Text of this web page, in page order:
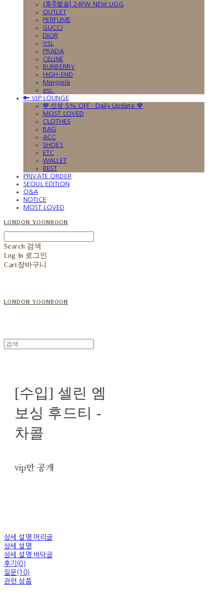
[호주발송] 24FW NEW UGG
OUTLET
PERFUME
GUCCI
DIOR
YSL
PRADA
CELINE
BURBERRY
HIGH-END
Margiela
etc.
🔑 VIP LOUNGE
🤎 신상 5% OFF · Daily Update 🤎
MOST LOVED
CLOTHES
BAG
ACC
SHOES
ETC
WALLET
BEST
PRIVATE ORDER
SEOUL EDITION
Q&A
NOTICE
MOST LOVED
LONDON YOONBOON
Search 검색
Log In 로그인
Cart장바구니
LONDON YOONBOON
[수입] 셀린 엠
보싱 후드티 -
차콜
vip만 공개
상세 설명 머리글
상세 설명
상세 설명 바닥글
후기(0)
질문(10)
관련 상품